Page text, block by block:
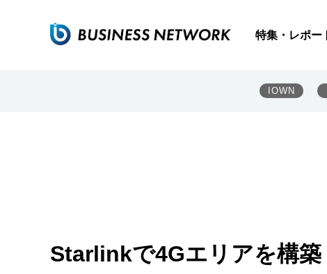
特集・レポー
IOWN
Starlinkで4Gエリアを構